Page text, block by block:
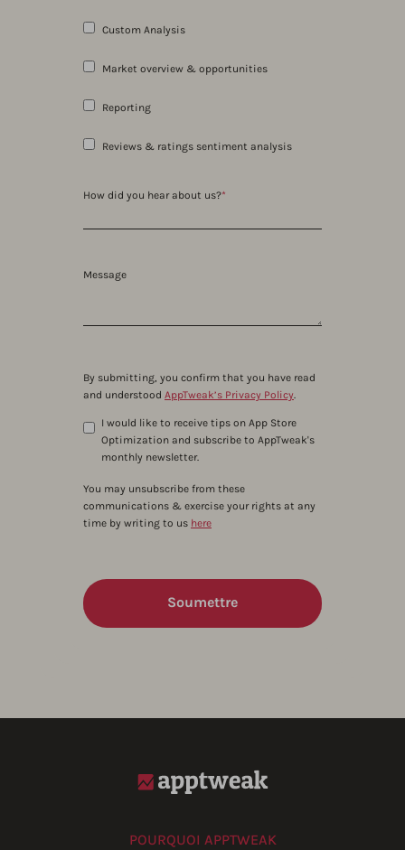
Custom Analysis
Market overview & opportunities
Reporting
Reviews & ratings sentiment analysis
How did you hear about us?*
Message
By submitting, you confirm that you have read
and understood AppTweak’s Privacy Policy.
I would like to receive tips on App Store
Optimization and subscribe to AppTweak's
monthly newsletter.
You may unsubscribe from these
communications & exercise your rights at any
time by writing to us here
POURQUOI APPTWEAK